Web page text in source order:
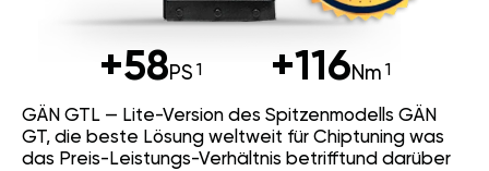
+58PS +116Nm
GÄN GTL — Lite-Version des Spitzenmodells GÄN
GT, die beste Lösung weltweit für Chiptuning was
das Preis-Leistungs-Verhältnis betrifftund darüber